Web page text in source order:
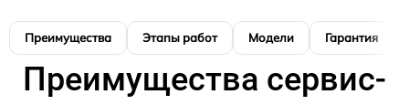
Преимущества Этапы работ Модели Гарантия
Преимущества сервис-